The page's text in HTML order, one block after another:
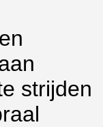
strijden